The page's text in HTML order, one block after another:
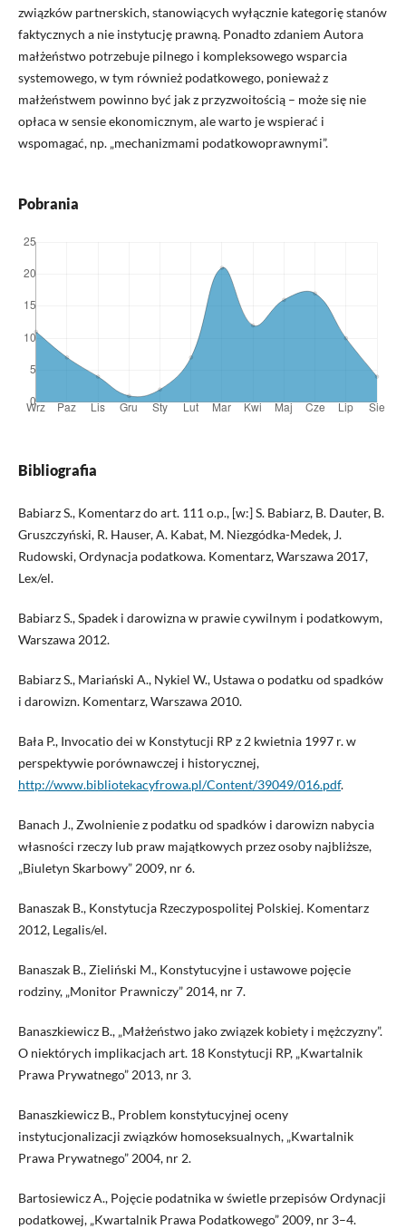
związków partnerskich, stanowiących wyłącznie kategorię stanów
faktycznych a nie instytucję prawną. Ponadto zdaniem Autora
małżeństwo potrzebuje pilnego i kompleksowego wsparcia
systemowego, w tym również podatkowego, ponieważ z
małżeństwem powinno być jak z przyzwoitością – może się nie
opłaca w sensie ekonomicznym, ale warto je wspierać i
wspomagać, np. „mechanizmami podatkowoprawnymi”.
Pobrania
Bibliografia
Babiarz S., Komentarz do art. 111 o.p., [w:] S. Babiarz, B. Dauter, B.
Gruszczyński, R. Hauser, A. Kabat, M. Niezgódka-Medek, J.
Rudowski, Ordynacja podatkowa. Komentarz, Warszawa 2017,
Lex/el.
Babiarz S., Spadek i darowizna w prawie cywilnym i podatkowym,
Warszawa 2012.
Babiarz S., Mariański A., Nykiel W., Ustawa o podatku od spadków
i darowizn. Komentarz, Warszawa 2010.
Bała P., Invocatio dei w Konstytucji RP z 2 kwietnia 1997 r. w
perspektywie porównawczej i historycznej,
http://www.bibliotekacyfrowa.pl/Content/39049/016.pdf.
Banach J., Zwolnienie z podatku od spadków i darowizn nabycia
własności rzeczy lub praw majątkowych przez osoby najbliższe,
„Biuletyn Skarbowy” 2009, nr 6.
Banaszak B., Konstytucja Rzeczypospolitej Polskiej. Komentarz
2012, Legalis/el.
Banaszak B., Zieliński M., Konstytucyjne i ustawowe pojęcie
rodziny, „Monitor Prawniczy” 2014, nr 7.
Banaszkiewicz B., „Małżeństwo jako związek kobiety i mężczyzny”.
O niektórych implikacjach art. 18 Konstytucji RP, „Kwartalnik
Prawa Prywatnego” 2013, nr 3.
Banaszkiewicz B., Problem konstytucyjnej oceny
instytucjonalizacji związków homoseksualnych, „Kwartalnik
Prawa Prywatnego” 2004, nr 2.
Bartosiewicz A., Pojęcie podatnika w świetle przepisów Ordynacji
podatkowej, „Kwartalnik Prawa Podatkowego” 2009, nr 3–4.